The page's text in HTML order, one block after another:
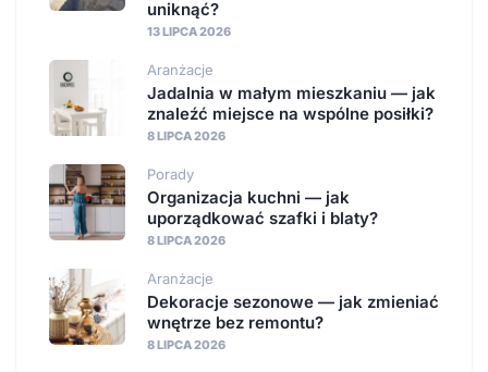
uniknąć?
13 LIPCA 2026
Aranżacje
Jadalnia w małym mieszkaniu — jak
znaleźć miejsce na wspólne posiłki?
8 LIPCA 2026
Porady
Organizacja kuchni — jak
uporządkować szafki i blaty?
8 LIPCA 2026
Aranżacje
Dekoracje sezonowe — jak zmieniać
wnętrze bez remontu?
8 LIPCA 2026